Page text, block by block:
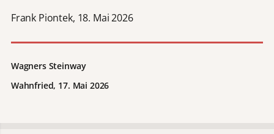
Frank Piontek, 18. Mai 2026
Wagners Steinway
Wahnfried, 17. Mai 2026